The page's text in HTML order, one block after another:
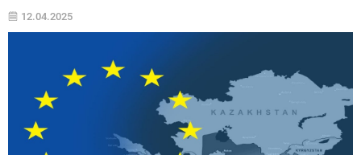
12.04.2025